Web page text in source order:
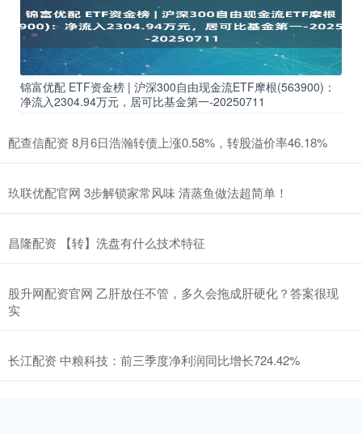
锦富优配 ETF资金榜 | 沪深300自由现金流ETF摩根(563900)：
净流入2304.94万元，居可比基金第一-20250711
配查信配资 8月6日浩瀚转债上涨0.58%，转股溢价率46.18%
玖联优配官网 3步解锁家常风味 清蒸鱼做法超简单！
昌隆配资 【转】洗盘有什么技术特征
股升网配资官网 乙肝放任不管，多久会拖成肝硬化？答案很现
实
长江配资 中粮科技：前三季度净利润同比增长724.42%